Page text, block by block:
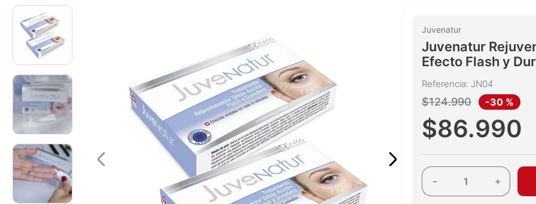
Juvenatur
Juvenatur
Efecto Flash y
Referencia: JN04
$124.990 -30 %
$86.990
＋
－